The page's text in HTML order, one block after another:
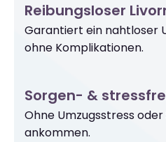
Reibungsloser
Garantiert ein nahtloser
ohne Komplikationen.
Sorgen- &
Ohne Umzugsstress
ankommen.